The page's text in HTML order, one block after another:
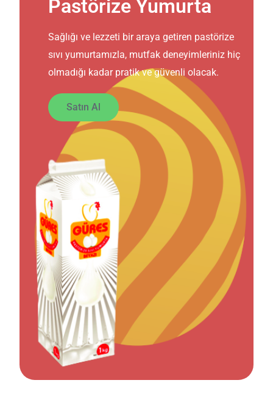
Pastörize Yumurta
Sağlığı ve lezzeti bir araya getiren pastörize
sıvı yumurtamızla, mutfak deneyimleriniz hiç
olmadığı kadar pratik ve güvenli olacak.
Satın Al